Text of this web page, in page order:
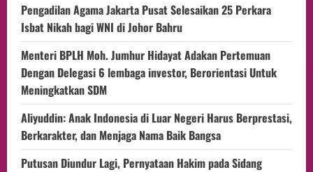
Pengadilan Agama Jakarta Pusat Selesaikan 25 Perkara
Isbat Nikah bagi WNI di Johor Bahru
Menteri BPLH Moh. Jumhur Hidayat Adakan Pertemuan
Dengan Delegasi 6 lembaga investor, Berorientasi Untuk
Meningkatkan SDM
Aliyuddin: Anak Indonesia di Luar Negeri Harus Berprestasi,
Berkarakter, dan Menjaga Nama Baik Bangsa
Putusan Diundur Lagi, Pernyataan Hakim pada Sidang